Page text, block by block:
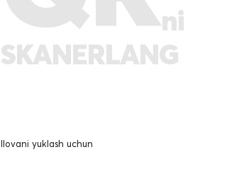
ni
SKANERLANG
Ilovani yuklash uchun